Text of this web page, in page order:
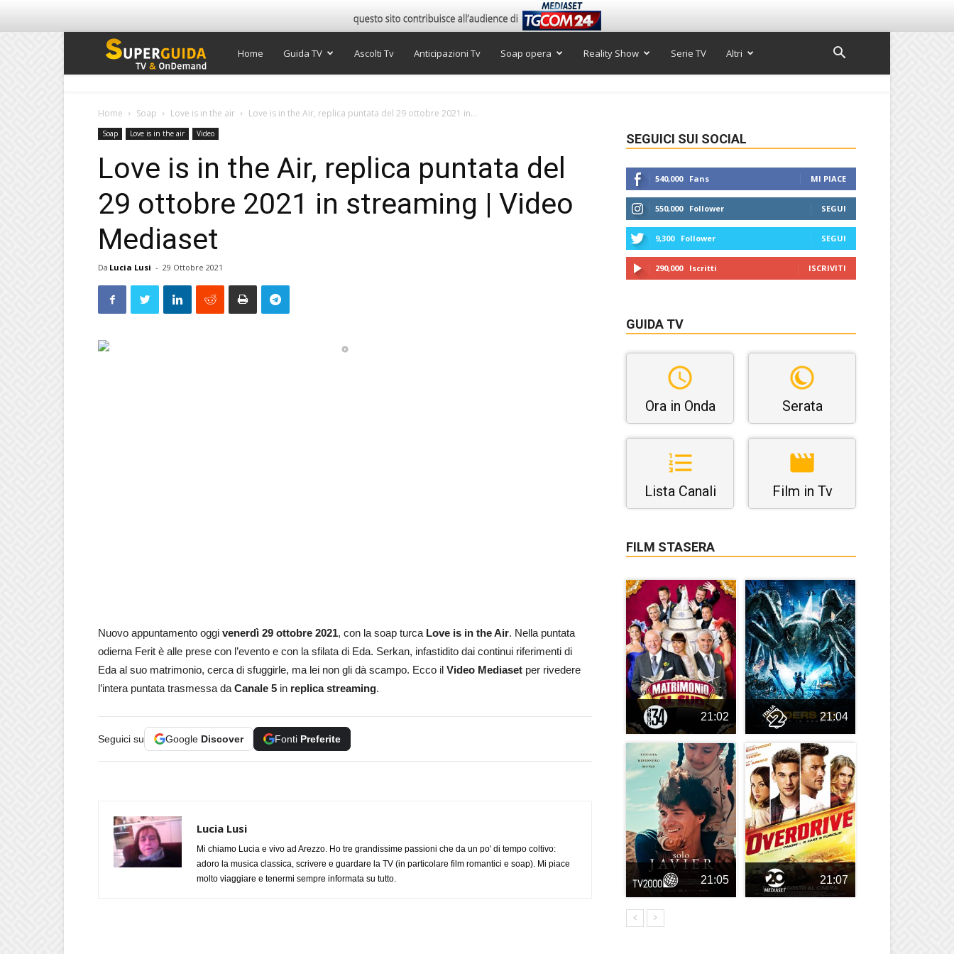
Super
Home Guida TV Ascolti Tv Anticipazioni Tv Soap opera Reality Show Serie TV Altri
Home Soap Love is in the air Love is in the Air, replica puntata del 29 ottobre 2021 in...
Soap Love is in the air Video
Love is in the Air, replica puntata del
29 ottobre 2021 in streaming | Video
Mediaset
Da Lucia Lusi - 29 Ottobre 2021
Nuovo appuntamento oggi venerdì 29 ottobre 2021, con la soap turca Love is in the Air. Nella puntata
odierna Ferit è alle prese con l’evento e con la sfilata di Eda. Serkan, infastidito dai continui riferimenti di
Eda al suo matrimonio, cerca di sfuggirle, ma lei non gli dà scampo. Ecco il Video Mediaset per rivedere
l’intera puntata trasmessa da Canale 5 in replica streaming.
Seguici su Google Discover Fonti Preferite
Lucia Lusi
Mi chiamo Lucia e vivo ad Arezzo. Ho tre grandissime passioni che da un po' di tempo coltivo:
adoro la musica classica, scrivere e guardare la TV (in particolare film romantici e soap). Mi piace
molto viaggiare e tenermi sempre informata su tutto.
SEGUICI SUI SOCIAL
540,000 Fans MI PIACE
550,000 Follower SEGUI
9,300 Follower SEGUI
290,000 Iscritti ISCRIVITI
GUIDA TV
Ora in Onda Serata
Lista Canali Film in Tv
FILM STASERA
21:02 21:04
21:05 21:07